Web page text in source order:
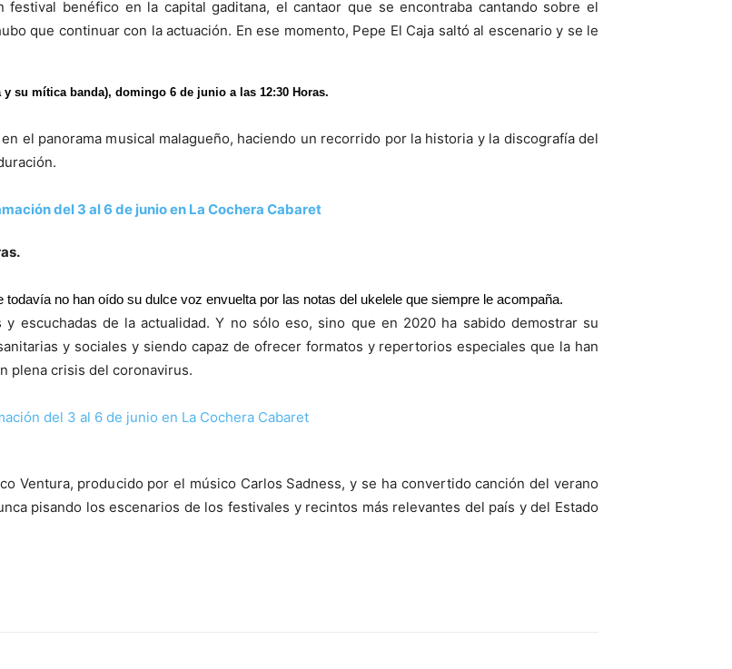
benéfico en la capital gaditana, el cantaor que se encontraba cantando sobre el
que continuar con la actuación. En ese momento, Pepe El Caja saltó al escenario y se le
su mítica banda), domingo 6 de junio a las 12:30 Horas.
el panorama musical malagueño, haciendo un recorrido por la historia y la discografía del
no han oído su dulce voz envuelta por las notas del ukelele que siempre le acompaña.
escuchadas de la actualidad. Y no sólo eso, sino que en 2020 ha sabido demostrar su
y sociales y siendo capaz de ofrecer formatos y repertorios especiales que la han
plena crisis del coronavirus.
Ventura, producido por el músico Carlos Sadness, y se ha convertido canción del verano
pisando los escenarios de los festivales y recintos más relevantes del país y del Estado